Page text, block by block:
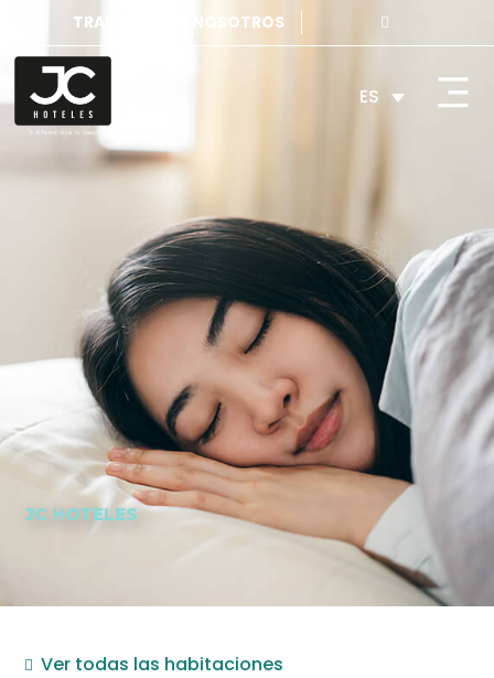
TRABAJA CON NOSOTROS
ES
JC HOTELES
Ver todas las habitaciones